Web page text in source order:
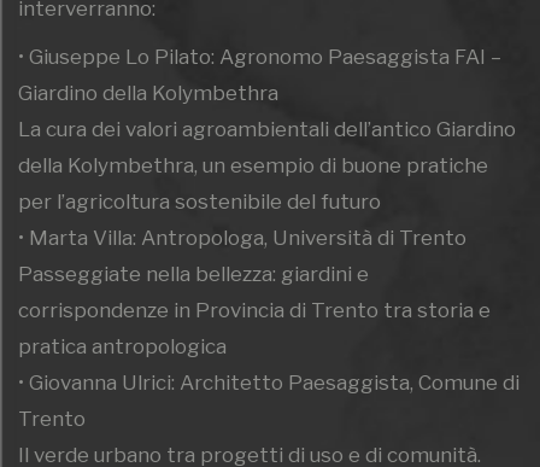
interverranno:
• Giuseppe Lo Pilato: Agronomo Paesaggista FAI –
Giardino della Kolymbethra
La cura dei valori agroambientali dell’antico Giardino
della Kolymbethra, un esempio di buone pratiche
per l’agricoltura sostenibile del futuro
• Marta Villa: Antropologa, Università di Trento
Passeggiate nella bellezza: giardini e
corrispondenze in Provincia di Trento tra storia e
pratica antropologica
• Giovanna Ulrici: Architetto Paesaggista, Comune di
Trento
Il verde urbano tra progetti di uso e di comunità.